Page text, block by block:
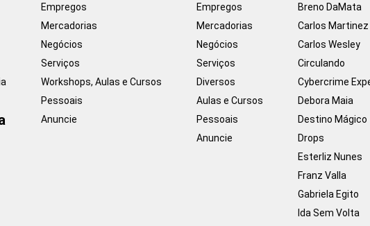
Empregos
Mercadorias
Negócios
Serviços
Workshops, Aulas e Cursos
Pessoais
Anuncie
Empregos
Mercadorias
Negócios
Serviços
Diversos
Aulas e Cursos
Pessoais
Anuncie
Breno DaMata
Carlos Martinez
Carlos Wesley
Circulando
Cybercrime
Debora Maia
Destino Mágico
Drops
Esterliz Nunes
Franz Valla
Gabriela Egito
Ida Sem Volta